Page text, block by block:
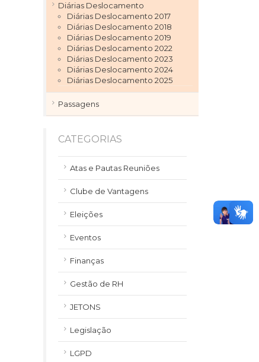
Diárias Deslocamento
Diárias Deslocamento 2017
Diárias Deslocamento 2018
Diárias Deslocamento 2019
Diárias Deslocamento 2022
Diárias Deslocamento 2023
Diárias Deslocamento 2024
Diárias Deslocamento 2025
Passagens
CATEGORIAS
Atas e Pautas Reuniões
Clube de Vantagens
Eleições
Eventos
Finanças
Gestão de RH
JETONS
Legislação
LGPD